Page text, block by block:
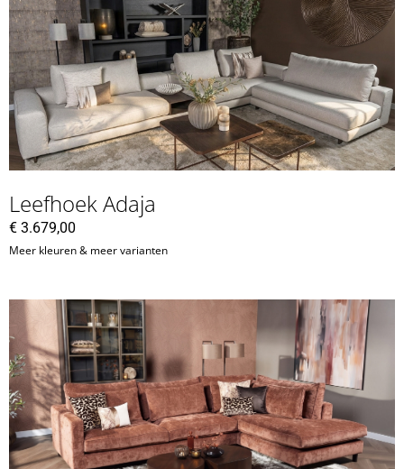
Leefhoek Adaja
€ 3.679,00
Meer kleuren & meer varianten